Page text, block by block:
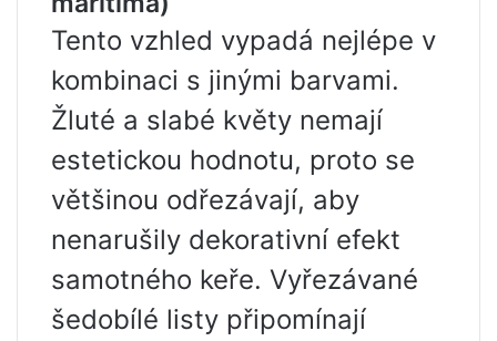
Tento vzhled vypadá nejlépe v
kombinaci s jinými barvami.
Žluté a slabé květy nemají
estetickou hodnotu, proto se
většinou odřezávají, aby
nenarušily dekorativní efekt
samotného keře. Vyřezávané
šedobílé listy připomínají